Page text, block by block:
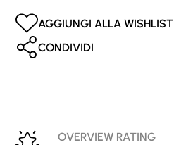
AGGIUNGI ALLA WISHLIST
CONDIVIDI
OVERVIEW RATING